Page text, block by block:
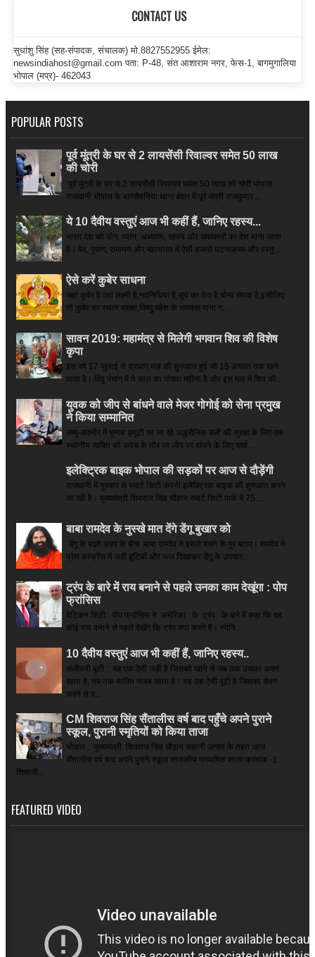
CONTACT US
सुधांशु सिंह (सह-संपादक, संचालक) मो.8827552955 ईमेल:
newsindiahost@gmail.com पता: P-48, संत आशाराम नगर, फेस-1, बागमुगालिया
भोपाल (मप्र)- 462043
POPULAR POSTS
पूर्व मूंत्री के घर से 2 लायसेंसी रिवाल्वर समेत 50 लाख
की चोरी
पूर्व मूंत्री के घर से 2 लायसेंसी रिवाल्वर समेत 50 लाख की चोरी भोपाल:
राजधानी भोपाल के बागसेवनिया थाना क्षेत्र में पूर्व मंत्री राजकुमार ...
ये 10 दैवीय वस्तुएं आज भी कहीं हैं, जानिए रहस्य...
भारत देश को योग, ध्यान, अध्यात्म, रहस्य और चमत्कारों का देश माना जाता
है। वेद, पुराण, रामायण और महाभारत में ऐसी हजारों घटनाक्रम और वस्तु...
ऐसे करें कुबेर साधना
जहां कुबेर है­ वहां लक्ष्मी है,नवनिधियां हैं,सूर्य का तेज है,योग्य सेवक है,इसीलिए
तो कुबेर का स्थान ब्रह्मा,विष्णु,महेश के समकक्ष माना ग...
सावन 2019: महामंत्र से मिलेगी भगवान शिव की विशेष
कृपा
इस वर्ष 17 जुलाई से श्रावण माह की शुरुआत हुई जो 15 अगस्त तक रहने
वाला है। हिंदू पंचांग में ये साल का पांचवा महीना है और इस माह में शिव की...
युवक को जीप से बांधने वाले मेजर गोगोई को सेना प्रमुख
ने किया सम्‍मानित
जम्मू-कश्मीर में चुनाव ड्यूटी पर जा रहे अद्धसैनिक बलों की सुरक्षा के लिए एक
स्थानीय व्यक्ति को कवच के तौर पर जीप पर बांधने के लिए चर्चा ...
इलेक्ट्रिक बाइक भोपाल की सड़कों पर आज से दौड़ेंगी
राजधानी में गुरुवार से स्मार्ट सिटी कंपनी इलेक्ट्रिक बाइक की शुरुआत करने
जा रही है। मुख्यमंत्री शिवराज सिंह चौहान स्मार्ट सिटी पार्क में 75 ...
बाबा रामदेव के नुस्खे मात देंगे डेंगू बुखार को
डेंगू के बढ़ते कहर के बीच बाबा रामदेव ने इससे बचने के गुर बताए। रामदेव ने
प्रेस कांफ्रेंस में जड़ी बूटियों और फल दिखाकर डेंगू के उपचार...
ट्रंप के बारे में राय बनाने से पहले उनका काम देखूंगा : पोप
फ्रांसिस
वेटिकन सिटी: पोप फ्रांसिस ने अमेरिका के ट्रंप के बारे में कहा कि वह
कोई राय बनाने से पहले देखेंगे कि ट्रंप क्या करते हैं। स्पेनि...
10 दैवीय वस्तुएं आज भी कहीं हैं, जानिए रहस्य..
संजीवनी बूटी : यह एक ऐसी जड़ी है जिसको खाने से जब तक उसका असर
रहता है, तब तक व्यक्ति गायब रहता है। यह एक ऐसी बूटी है जिसका सेवन
करने से व...
CM शिवराज सिंह सैंतालीस वर्ष बाद पहुँचे अपने पुराने
स्कूल, पुरानी स्मृतियों को किया ताजा
भोपाल : मुख्यमंत्री शिवराज सिंह चौहान कहानी उत्सव के तहत आज
सैंतालीस वर्ष बाद अपने पुराने स्कूल शासकीय माध्यमिक शाला क्रमांक -1
शिवाजी...
FEATURED VIDEO